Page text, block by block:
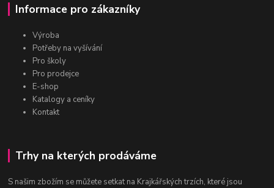
Informace pro zákazníky
Výroba
Potřeby na vyšívání
Pro školy
Pro prodejce
E-shop
Katalogy a ceníky
Kontakt
Trhy na kterých prodáváme
S našim zbožím se můžete setkat na Krajkářských trzích, které jsou